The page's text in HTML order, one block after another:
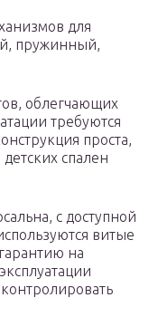
для
пружинный,
облегчающих
требуются
проста,
спален
с доступной
витые
на